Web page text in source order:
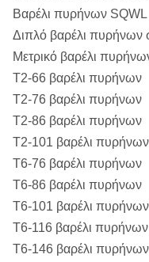
Βαρέλι πυρήνων SQWL
Διπλό βαρέλι
Μετρικό βαρέλι
T2-66 βαρέλι πυρήνων
T2-76 βαρέλι πυρήνων
T2-86 βαρέλι πυρήνων
T2-101 βαρέλι πυρήνων
T6-76 βαρέλι πυρήνων
T6-86 βαρέλι πυρήνων
T6-101 βαρέλι πυρήνων
T6-116 βαρέλι πυρήνων
T6-146 βαρέλι πυρήνων